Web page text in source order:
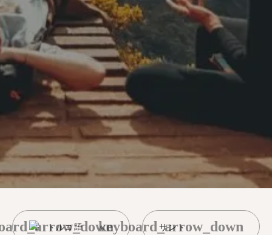
トルコ語 サント
keyboard_arrow_down